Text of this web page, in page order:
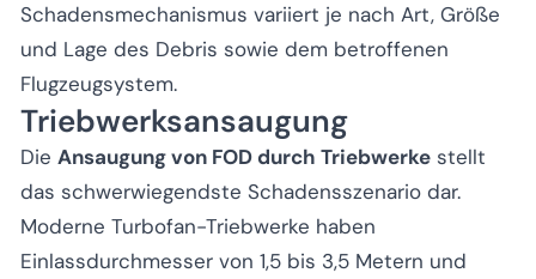
Schadensmechanismus variiert je nach Art, Größe
und Lage des Debris sowie dem betroffenen
Flugzeugsystem.
Triebwerksansaugung
Die Ansaugung von FOD durch Triebwerke stellt
das schwerwiegendste Schadensszenario dar.
Moderne Turbofan-Triebwerke haben
Einlassdurchmesser von 1,5 bis 3,5 Metern und